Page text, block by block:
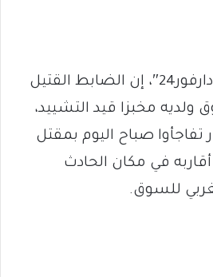
وقال شهود عيان لـ”دارفور24″، إن الضابط القتيل
ولديه مخبزا قيد التشييد،
تفاجأوا صباح اليوم بمقتل
في مكان الحادث
للسوق.